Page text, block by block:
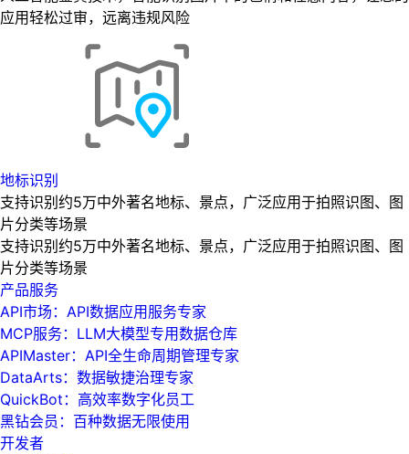
应用轻松过审，远离违规风险
地标识别
支持识别约5万中外著名地标、景点，广泛应用于拍照识图、图
片分类等场景
支持识别约5万中外著名地标、景点，广泛应用于拍照识图、图
片分类等场景
产品服务
API市场：API数据应用服务专家
MCP服务：LLM大模型专用数据仓库
APIMaster：API全生命周期管理专家
DataArts：数据敏捷治理专家
QuickBot：高效率数字化员工
黑钻会员：百种数据无限使用
开发者